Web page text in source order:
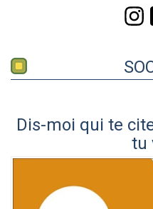
Dis-moi qui te
tu